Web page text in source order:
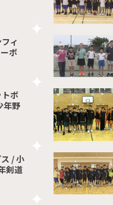
ィ
ボ
ボ
年野
/ 小
剣道